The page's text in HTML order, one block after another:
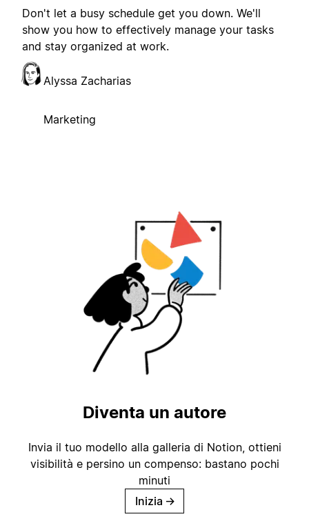
Don't let a busy schedule get you down. We'll
show you how to effectively manage your tasks
and stay organized at work.
Alyssa Zacharias
Marketing
Diventa un autore
Invia il tuo modello alla galleria di Notion, ottieni
visibilità e persino un compenso: bastano pochi
minuti
Inizia →